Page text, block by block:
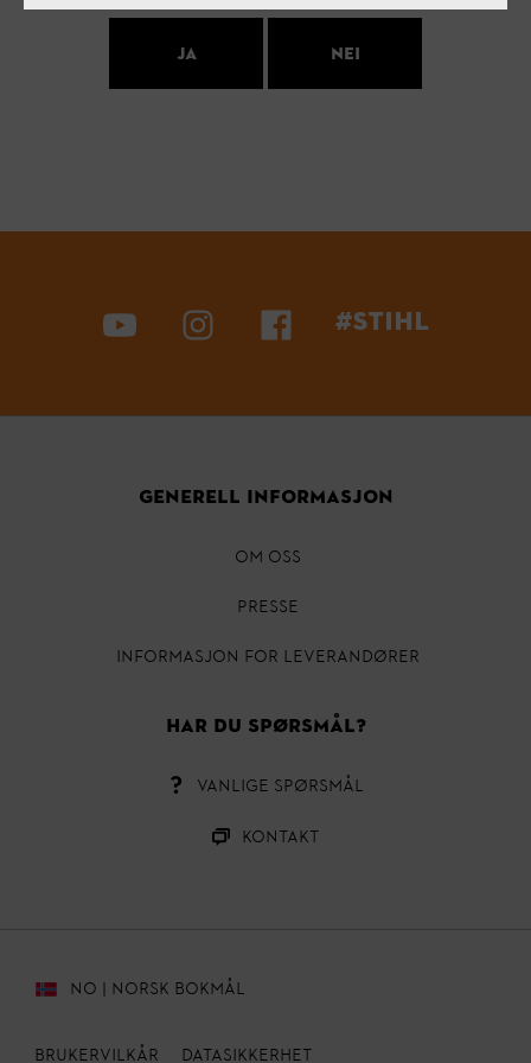
ja nei
#STIHL
GENERELL INFORMASJON
OM OSS
Presse
INFORMASJON FOR LEVERANDØRER
HAR DU SPØRSMÅL?
VANLIGE SPØRSMÅL
Kontakt
NO | NORSK BOKMÅL
Brukervilkår Datasikkerhet